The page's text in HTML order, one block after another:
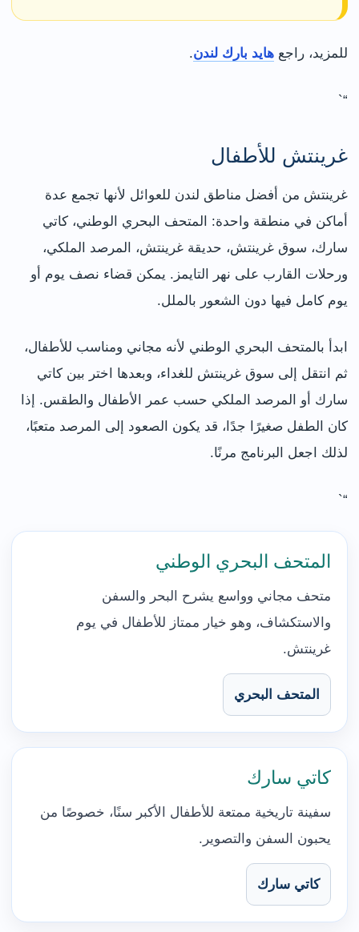
للمزيد، راجع هايد بارك لندن.
“`
غرينتش للأطفال
غرينتش من أفضل مناطق لندن للعوائل لأنها تجمع عدة
أماكن في منطقة واحدة: المتحف البحري الوطني، كاتي
سارك، سوق غرينتش، حديقة غرينتش، المرصد الملكي،
ورحلات القارب على نهر التايمز. يمكن قضاء نصف يوم أو
يوم كامل فيها دون الشعور بالملل.
ابدأ بالمتحف البحري الوطني لأنه مجاني ومناسب للأطفال،
ثم انتقل إلى سوق غرينتش للغداء، وبعدها اختر بين كاتي
سارك أو المرصد الملكي حسب عمر الأطفال والطقس. إذا
كان الطفل صغيرًا جدًا، قد يكون الصعود إلى المرصد متعبًا،
لذلك اجعل البرنامج مرنًا.
“`
المتحف البحري الوطني
متحف مجاني وواسع يشرح البحر والسفن
والاستكشاف، وهو خيار ممتاز للأطفال في يوم
غرينتش.
المتحف البحري
كاتي سارك
سفينة تاريخية ممتعة للأطفال الأكبر سنًا، خصوصًا من
يحبون السفن والتصوير.
كاتي سارك